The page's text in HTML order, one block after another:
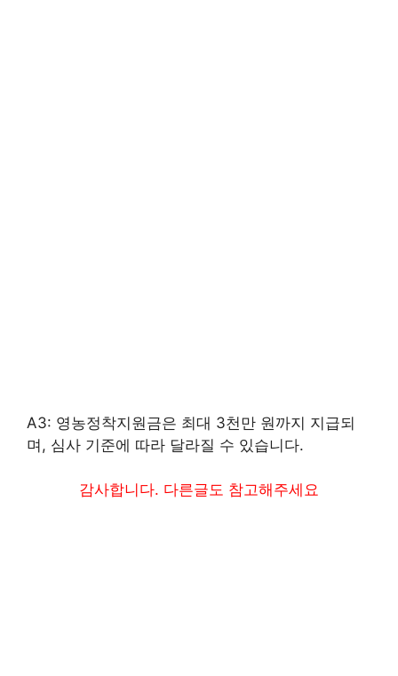
A3: 영농정착지원금은 최대 3천만 원까지 지급되
며, 심사 기준에 따라 달라질 수 있습니다.
감사합니다. 다른글도 참고해주세요